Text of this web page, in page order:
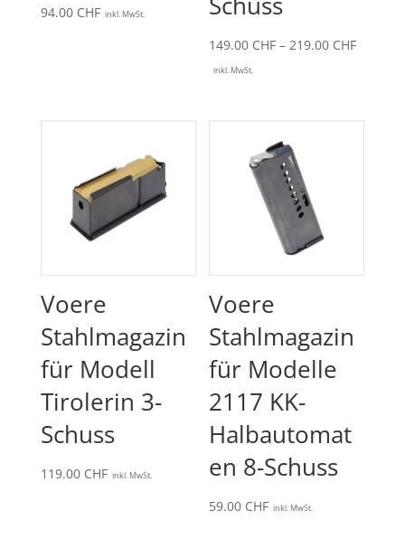
94.00 CHF inkl. MwSt.
149.00 CHF –219.00 CHF
inkl. MwSt.
Voere
Stahlmagazin
für Modell
Tirolerin 3-
Schuss
119.00 CHF inkl. MwSt.
Voere
Stahlmagazin
für Modelle
2117 KK-
Halbautomat
en 8-Schuss
59.00 CHF inkl. MwSt.